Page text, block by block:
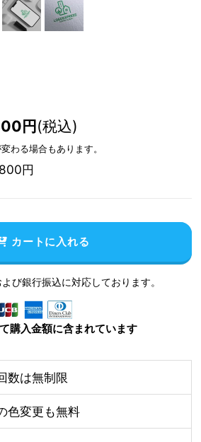
円(税込)
わる場合もあります。
円
カートに入れる
び銀行振込に対応しております。
購入金額に含まれています
数は無制限
色変更も無料